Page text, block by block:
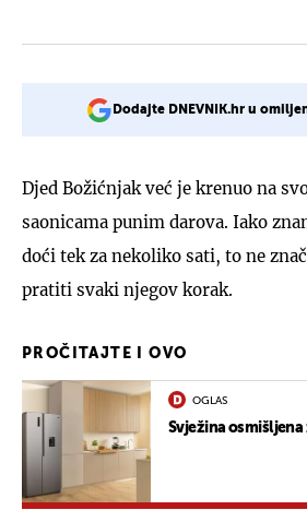
Dodajte DNEVNIK.hr u
Djed Božićnjak već je krenuo na
saonicama punim darova. Iako
doći tek za nekoliko sati, to ne
pratiti svaki njegov korak.
PROČITAJTE I OVO
OGLAS
Svježina